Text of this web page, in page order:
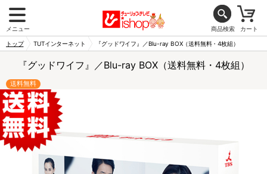
メニュー 商品検索 カート
トップ TUTインターネット 『グッドワイフ』／Blu-ray BOX（送料無料・4枚組）
『グッドワイフ』／Blu-ray BOX（送料無料・4枚組）
送料無料